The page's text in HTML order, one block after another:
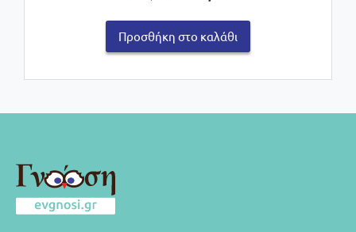
was:
€25,00.
τιμή
είναι:
€20,90.
Προσθήκη στο καλάθι